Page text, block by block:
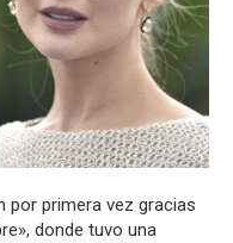
por primera vez gracias
donde tuvo una